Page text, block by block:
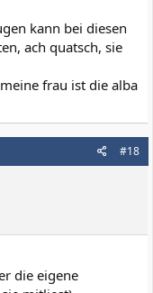
kann bei diesen
ach quatsch, sie
frau ist die alba
#18
die eigene